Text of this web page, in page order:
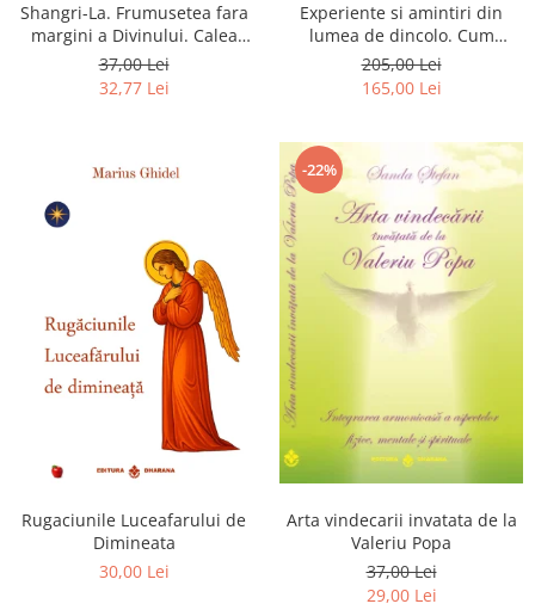
Shangri-La. Frumusetea fara
margini a Divinului. Calea
catre fericire
37,00 Lei
32,77 Lei
Experiente si amintiri din
lumea de dincolo. Cum
obtinem puteri
extrasenzoriale - cu exercitii
205,00 Lei
165,00 Lei
Rugaciunile Luceafarului de
Dimineata
30,00 Lei
-22%
Arta vindecarii invatata de la
Valeriu Popa
37,00 Lei
29,00 Lei